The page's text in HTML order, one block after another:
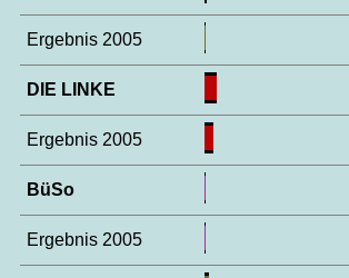
Ergebnis 2005
DIE LINKE
Ergebnis 2005
BüSo
Ergebnis 2005